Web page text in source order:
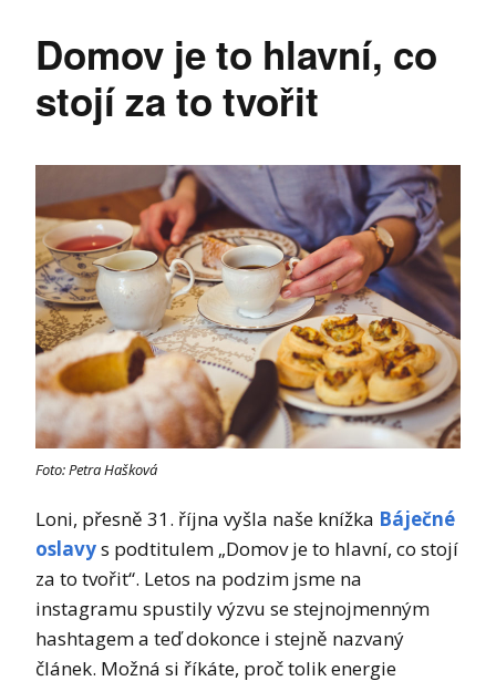
Domov je to hlavní, co
stojí za to tvořit
Foto: Petra Hašková
Loni, přesně 31. října vyšla naše knížka Báječné
oslavys podtitulem „Domov je to hlavní, co stojí
za to tvořit“. Letos na podzim jsme na
instagramu spustily výzvu se stejnojmenným
hashtagem a teď dokonce i stejně nazvaný
článek. Možná si říkáte, proč tolik energie